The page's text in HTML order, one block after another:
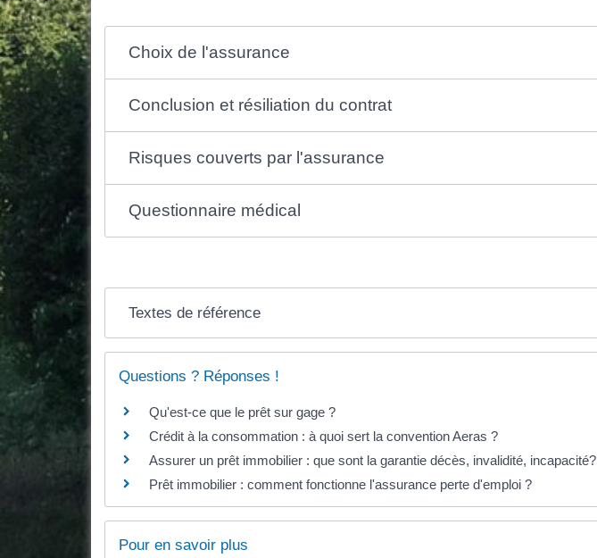
Choix de l'assurance
Conclusion et résiliation du contrat
Risques couverts par l'assurance
Questionnaire médical
Textes de référence
Questions ? Réponses !
Qu'est-ce que le prêt sur gage ?
Crédit à la consommation : à quoi sert la convention Aeras ?
Assurer un prêt immobilier : que sont la garantie décès, invalidité, incapacité?
Prêt immobilier : comment fonctionne l'assurance perte d'emploi ?
Pour en savoir plus